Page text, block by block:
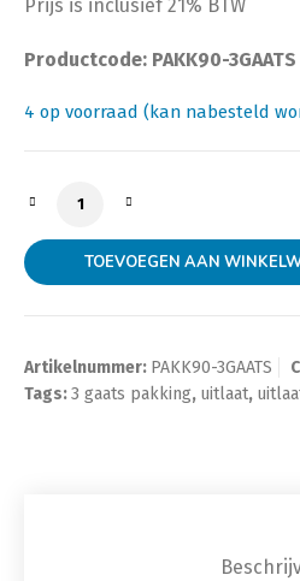
Prijs is inclusief 21% BTW
Productcode: PAKK90-3GAATS
4 op voorraad (kan nabesteld
3 gaats uitlaatpakking
TOEVOEGEN AAN
Artikelnummer: PAKK90-3GAATS
Tags:3 gaats pakking, uitlaat,